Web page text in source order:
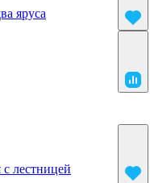
яруса
с лестницей